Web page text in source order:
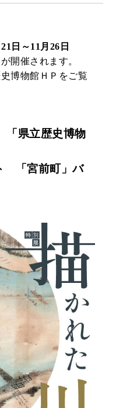
お得なきっぷ
検索方法
種類のICカードが利用可能
日～11月26日
開催されます。
博物館ＨＰをご覧
県立歴史博物
「宮前町」バ